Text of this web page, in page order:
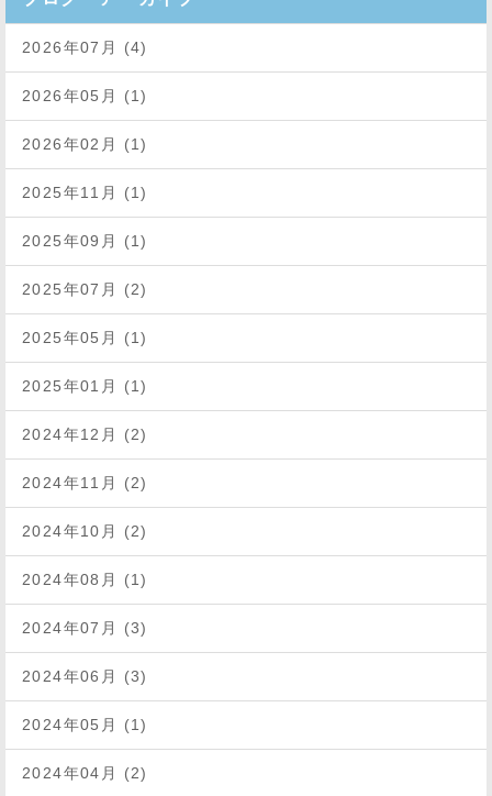
2026年07月 (4)
2026年05月 (1)
2026年02月 (1)
2025年11月 (1)
2025年09月 (1)
2025年07月 (2)
2025年05月 (1)
2025年01月 (1)
2024年12月 (2)
2024年11月 (2)
2024年10月 (2)
2024年08月 (1)
2024年07月 (3)
2024年06月 (3)
2024年05月 (1)
2024年04月 (2)